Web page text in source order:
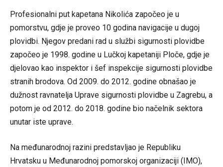
Profesionalni put kapetana Nikolića započeo je u
pomorstvu, gdje je proveo 10 godina navigacije u dugoj
plovidbi. Njegov predani rad u službi sigurnosti plovidbe
započeo je 1998. godine u Lučkoj kapetaniji Ploče, gdje je
djelovao kao inspektor i šef inspekcije sigurnosti plovidbe
stranih brodova. Od 2009. do 2012. godine obnašao je
dužnost ravnatelja Uprave sigurnosti plovidbe u Zagrebu, a
potom je od 2012. do 2018. godine bio načelnik sektora
unutar iste uprave.
Na međunarodnoj razini predstavljao je Republiku
Hrvatsku u Međunarodnoj pomorskoj organizaciji (IMO),